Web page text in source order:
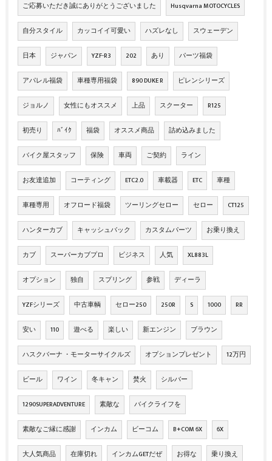
ご応募いただき誠にありがとうございました Husqvarna MOTOCYCLES
自分スタイル カッコイイ可愛い ハズレなし スウェーデン
日本 ジャパン YZF-R3 202 あり パーツ福袋
アパレル福袋 車種専用福袋 890 DUKE R ピレンシリーズ
ジョルノ 女性にもオススメ 上品 スクーター R125
初売り ﾊﾞｲｸ 福袋 オススメ商品 詰め込みました
バイク屋スタッフ 保険 車両 ご契約 ライン
お友達追加 コーティング ETC2.0 車載器 ETC 車種
車種専用 オフロード福袋 ツーリングセロー セロー CT125
ハンターカブ キャッシュバック カスタムパーツ お乗り換え
カブ スーパーカブプロ ビジネス 人気 XL883L
オプション 独自 スプリング 参戦 ディーラ
YZFシリーズ 中古車輌 セロー250 250R S 1000 RR
安い 110 遊べる 楽しい 新エンジン ブラウン
ハスクバーナ ・モーターサイクルズ オプションプレゼント 12万円
ビール ワイン 冬キャン 焚火 シルバー
1290SUPERADVENTURE 素敵な バイクライフを
素敵なご縁に感謝 インカム ビーコム B+COM 6X 6X
大人気商品 在庫切れ インカムGETだぜ お得な 乗り換え